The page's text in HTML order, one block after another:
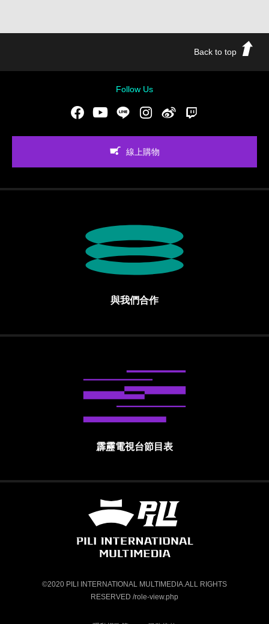
Back to top
Follow Us
FacebookYoutubeLINE Instgram新浪微博
線上購物
與我們合作
霹靂電視台節目表
霹靂國際多媒體股份有限公司 PILI
©2020 PILI INTERNATIONAL MULTIMEDIA.ALL RIGHTS
RESERVED /role-view.php